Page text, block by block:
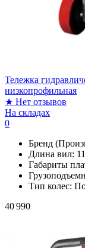
Тележка
низкопрофильная
★ Нет отзывов
На складах
0
Бренд
Длина вил:
Габариты
Тип колес:
40 990